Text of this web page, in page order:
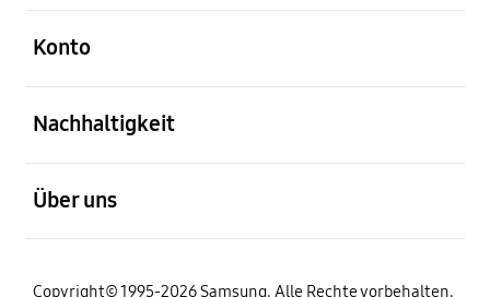
Konto
Nachhaltigkeit
Über uns
Copyright© 1995-2026 Samsung. Alle Rechte vorbehalten.